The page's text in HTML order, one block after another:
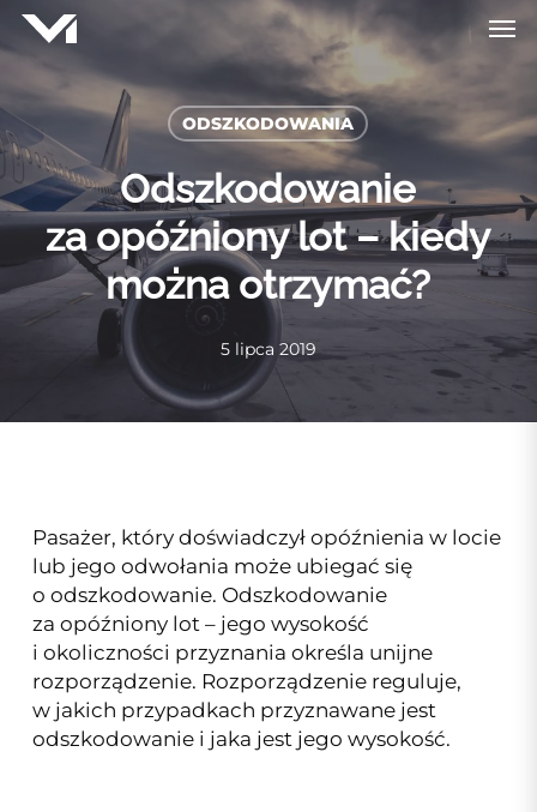
Skip
main
ODSZKODOWANIA
Odszkodowanie
za opóźniony lot – kiedy
można otrzymać?
5 lipca 2019
Pasażer, który doświadczył opóźnienia w locie
lub jego odwołania może ubiegać się
o odszkodowanie. Odszkodowanie
za opóźniony lot – jego wysokość
i okoliczności przyznania określa unijne
rozporządzenie. Rozporządzenie reguluje,
w jakich przypadkach przyznawane jest
odszkodowanie i jaka jest jego wysokość.